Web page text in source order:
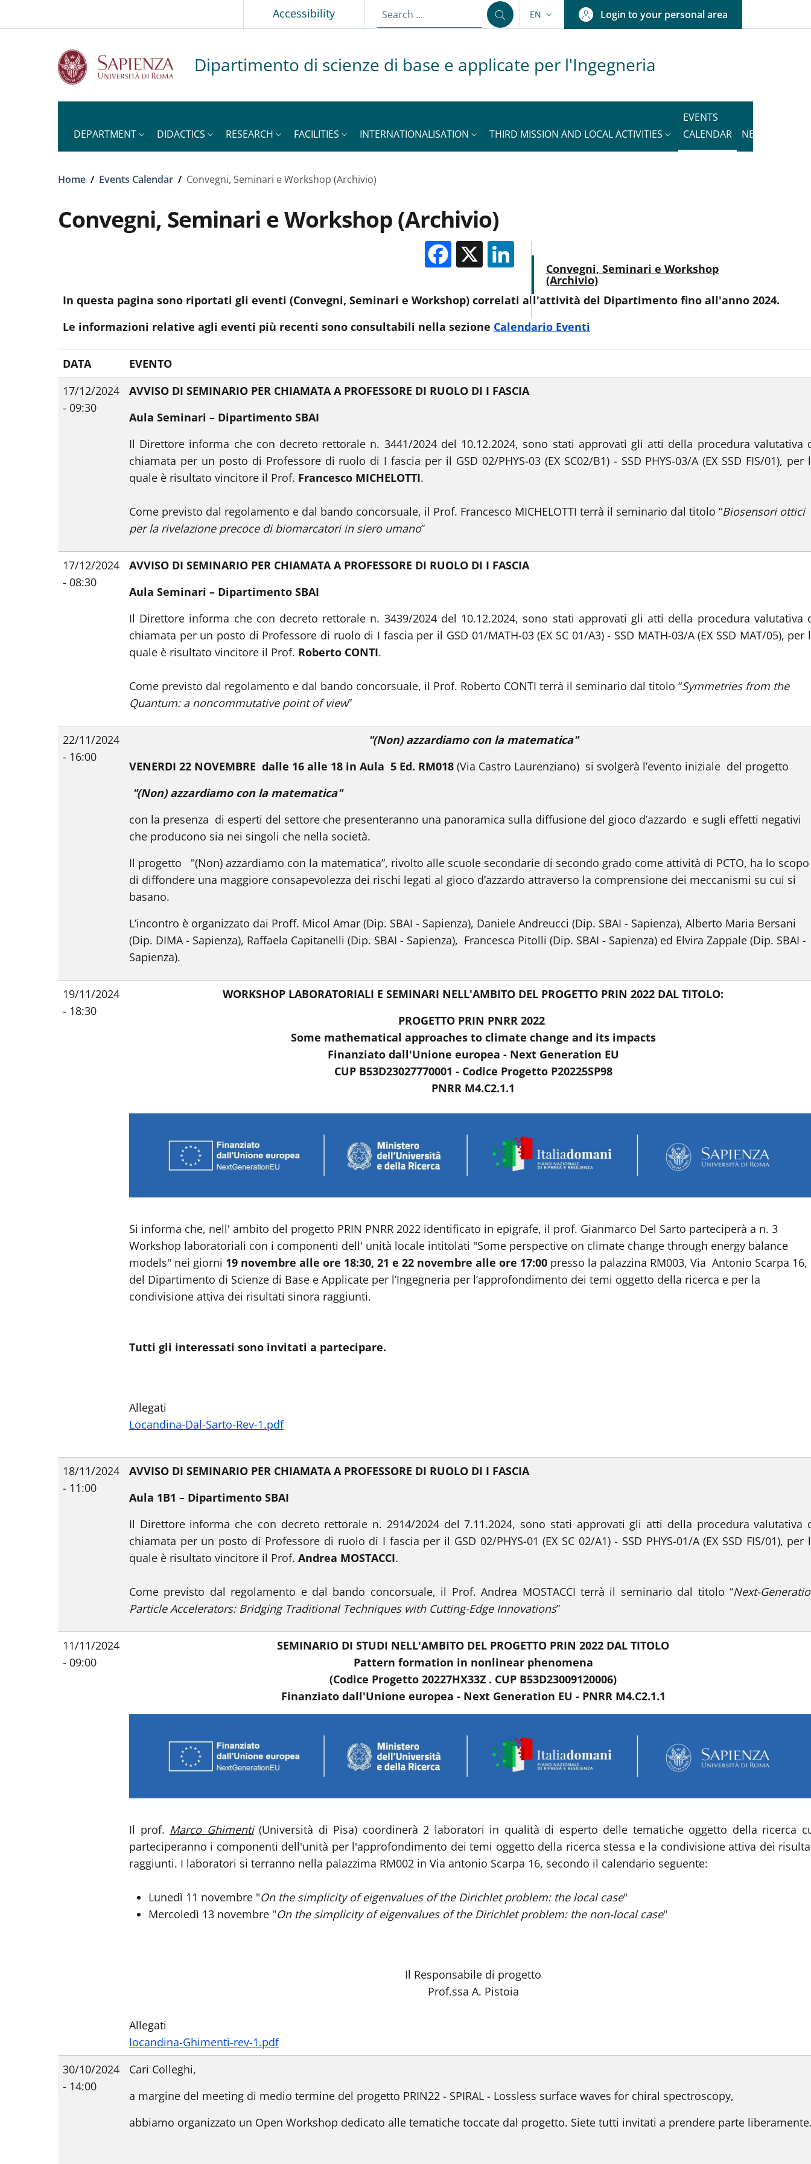
Slim topAccessibility LANGUAGE SWITCHER: CURRENT LANGUAGE
EN Login to your personal area
Dipartimento di scienze di base e applicate per l'Ingegneria
DEPARTMENT DIDACTICS RESEARCH FACILITIES INTERNATIONALISATION THIRD MISSION AND LOCAL ACTIVITIES
EVENTS
CALENDAR
NEWS
Breadcrumb
Home / Events Calendar / Convegni, Seminari e Workshop (Archivio)
Convegni, Seminari e Workshop (Archivio)
Facebook
X LinkedIn
In questa pagina sono riportati gli eventi (Convegni, Seminari e Workshop) correlati all'attività del Dipartimento fino all'anno 2024.
Le informazioni relative agli eventi più recenti sono consultabili nella sezione Calendario Eventi
DATA
EVENTO
17/12/2024
- 09:30
AVVISO DI SEMINARIO PER CHIAMATA A PROFESSORE DI RUOLO DI I FASCIA
Aula Seminari – Dipartimento SBAI
Il Direttore informa che con decreto rettorale n. 3441/2024 del 10.12.2024, sono stati approvati gli atti della procedura valutativa
chiamata per un posto di Professore di ruolo di I fascia per il GSD 02/PHYS-03 (EX SC02/B1) - SSD PHYS-03/A (EX SSD FIS/01), per
quale è risultato vincitore il Prof. Francesco MICHELOTTI.
Come previsto dal regolamento e dal bando concorsuale, il Prof. Francesco MICHELOTTI terrà il seminario dal titolo “Biosensori ottici
per la rivelazione precoce di biomarcatori in siero umano”
17/12/2024
- 08:30
AVVISO DI SEMINARIO PER CHIAMATA A PROFESSORE DI RUOLO DI I FASCIA
Aula Seminari – Dipartimento SBAI
Il Direttore informa che con decreto rettorale n. 3439/2024 del 10.12.2024, sono stati approvati gli atti della procedura valutativa
chiamata per un posto di Professore di ruolo di I fascia per il GSD 01/MATH-03 (EX SC 01/A3) - SSD MATH-03/A (EX SSD MAT/05), per
quale è risultato vincitore il Prof. Roberto CONTI.
Come previsto dal regolamento e dal bando concorsuale, il Prof. Roberto CONTI terrà il seminario dal titolo “Symmetries from the
Quantum: a noncommutative point of view”
22/11/2024
- 16:00
"(Non) azzardiamo con la matematica"
VENERDI 22 NOVEMBRE dalle 16 alle 18 in Aula 5 Ed. RM018 (Via Castro Laurenziano) si svolgerà l’evento iniziale del progetto
"(Non) azzardiamo con la matematica"
con la presenza di esperti del settore che presenteranno una panoramica sulla diffusione del gioco d’azzardo e sugli effetti negativi
che producono sia nei singoli che nella società.
Il progetto "(Non) azzardiamo con la matematica”, rivolto alle scuole secondarie di secondo grado come attività di PCTO, ha lo
di diffondere una maggiore consapevolezza dei rischi legati al gioco d’azzardo attraverso la comprensione dei meccanismi su cui si
basano.
L’incontro è organizzato dai Proff. Micol Amar (Dip. SBAI - Sapienza), Daniele Andreucci (Dip. SBAI - Sapienza), Alberto Maria Bersani
(Dip. DIMA - Sapienza), Raffaela Capitanelli (Dip. SBAI - Sapienza), Francesca Pitolli (Dip. SBAI - Sapienza) ed Elvira Zappale (Dip. SBAI -
Sapienza).
19/11/2024
- 18:30
WORKSHOP LABORATORIALI E SEMINARI NELL'AMBITO DEL PROGETTO PRIN 2022 DAL TITOLO:
PROGETTO PRIN PNRR 2022
Some mathematical approaches to climate change and its impacts
Finanziato dall'Unione europea - Next Generation EU
CUP B53D23027770001 - Codice Progetto P20225SP98
PNRR M4.C2.1.1
Si informa che, nell' ambito del progetto PRIN PNRR 2022 identificato in epigrafe, il prof. Gianmarco Del Sarto parteciperà a n. 3
Workshop laboratoriali con i componenti dell' unità locale intitolati "Some perspective on climate change through energy balance
models" nei giorni 19 novembre alle ore 18:30, 21 e 22 novembre alle ore 17:00 presso la palazzina RM003, Via Antonio Scarpa 16,
del Dipartimento di Scienze di Base e Applicate per l’Ingegneria per l’approfondimento dei temi oggetto della ricerca e per la
condivisione attiva dei risultati sinora raggiunti.
Tutti gli interessati sono invitati a partecipare.
Allegati
Locandina-Dal-Sarto-Rev-1.pdf
18/11/2024
- 11:00
AVVISO DI SEMINARIO PER CHIAMATA A PROFESSORE DI RUOLO DI I FASCIA
Aula 1B1 – Dipartimento SBAI
Il Direttore informa che con decreto rettorale n. 2914/2024 del 7.11.2024, sono stati approvati gli atti della procedura valutativa
chiamata per un posto di Professore di ruolo di I fascia per il GSD 02/PHYS-01 (EX SC 02/A1) - SSD PHYS-01/A (EX SSD FIS/01), per
quale è risultato vincitore il Prof. Andrea MOSTACCI.
Come previsto dal regolamento e dal bando concorsuale, il Prof. Andrea MOSTACCI terrà il seminario dal titolo “Next-
Particle Accelerators: Bridging Traditional Techniques with Cutting-Edge Innovations”
11/11/2024
- 09:00
SEMINARIO DI STUDI NELL'AMBITO DEL PROGETTO PRIN 2022 DAL TITOLO
Pattern formation in nonlinear phenomena
(Codice Progetto 20227HX33Z . CUP B53D23009120006)
Finanziato dall'Unione europea - Next Generation EU - PNRR M4.C2.1.1
Il prof. Marco Ghimenti(Università di Pisa) coordinerà 2 laboratori in qualità di esperto delle tematiche oggetto della ricerca
parteciperanno i componenti dell'unità per l'approfondimento dei temi oggetto della ricerca stessa e la condivisione attiva dei
raggiunti. I laboratori si terranno nella palazzima RM002 in Via antonio Scarpa 16, secondo il calendario seguente:
Lunedì 11 novembre "On the simplicity of eigenvalues of the Dirichlet problem: the local case"
Mercoledì 13 novembre "On the simplicity of eigenvalues of the Dirichlet problem: the non-local case"
Il Responsabile di progetto
Prof.ssa A. Pistoia
Allegati
locandina-Ghimenti-rev-1.pdf
30/10/2024
- 14:00
Cari Colleghi,
a margine del meeting di medio termine del progetto PRIN22 - SPIRAL - Lossless surface waves for chiral spectroscopy,
abbiamo organizzato un Open Workshop dedicato alle tematiche toccate dal progetto. Siete tutti invitati a prendere parte
MENU CEV SECOND NAVIGATION
Convegni, Seminari e Workshop
(Archivio)